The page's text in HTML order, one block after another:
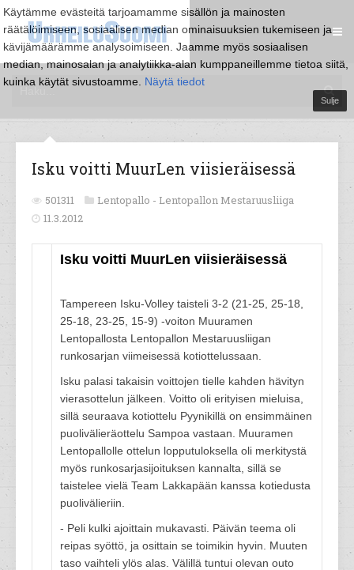
Käytämme evästeitä tarjoamamme sisällön ja mainosten
räätälöimiseen, sosiaalisen median ominaisuuksien tukemiseen ja
kävijämäärämme analysoimiseen. Jaamme myös sosiaalisen
median, mainosalan ja analytiikka-alan kumppaneillemme tietoa siitä,
kuinka käytät sivustoamme. Näytä tiedot
Sulje
Isku voitti MuurLen viisieräisessä
501311 Lentopallo - Lentopallon Mestaruusliiga
11.3.2012
Isku voitti MuurLen viisieräisessä
Tampereen Isku-Volley taisteli 3-2 (21-25, 25-18,
25-18, 23-25, 15-9) -voiton Muuramen
Lentopallosta Lentopallon Mestaruusliigan
runkosarjan viimeisessä kotiottelussaan.
Isku palasi takaisin voittojen tielle kahden hävityn
vierasottelun jälkeen. Voitto oli erityisen mieluisa,
sillä seuraava kotiottelu Pyynikillä on ensimmäinen
puolivälieräottelu Sampoa vastaan. Muuramen
Lentopallolle ottelun lopputuloksella oli merkitystä
myös runkosarjasijoituksen kannalta, sillä se
taistelee vielä Team Lakkapään kanssa kotiedusta
puolivälieriin.
- Peli kulki ajoittain mukavasti. Päivän teema oli
reipas syöttö, ja osittain se toimikin hyvin. Muuten
taso vaihteli ylös alas. Välillä tuntui olevan outo